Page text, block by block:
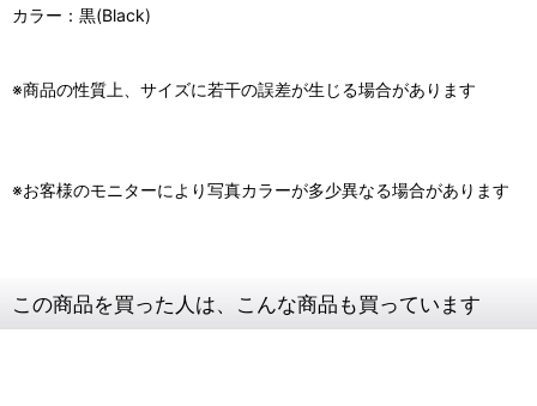
カラー：黒(Black)
※商品の性質上、サイズに若干の誤差が生じる場合があります
※お客様のモニターにより写真カラーが多少異なる場合があります
この商品を買った人は、こんな商品も買っています